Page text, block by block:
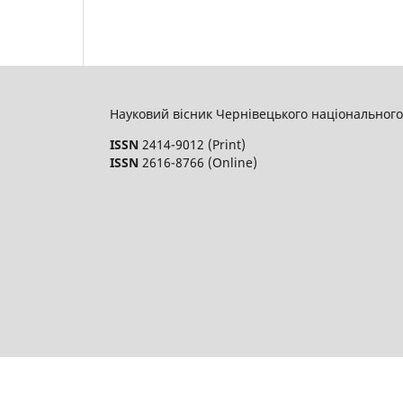
Науковий вісник Чернівецького
ISSN 2414-9012 (Print)
ISSN 2616-8766 (Online)